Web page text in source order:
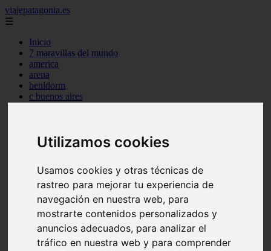
Utilizamos cookies
Usamos cookies y otras técnicas de
rastreo para mejorar tu experiencia de
navegación en nuestra web, para
mostrarte contenidos personalizados y
anuncios adecuados, para analizar el
tráfico en nuestra web y para comprender
viajepatagonia.es
☰
Inicio
7 maravillas del mundo
america
arena
benidorm
c buenos aires
c mendoza
c neuquen
c rio negro
c santa fe
c tierra de fuego
c tucuman
c zona austral
carmen
category
destinos